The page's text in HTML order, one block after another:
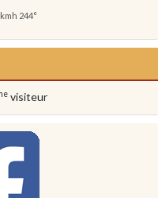
244°
visiteur